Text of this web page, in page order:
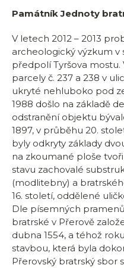
Památník Jednoty
V letech 2012 – 2013
archeologický výzkum v
předpolí Tyršova
parcely č. 237 a 238 v
ukryté nehluboko pod
1988 došlo na základě
odstranění objektu
1897, v průběhu 20.
byly odkryty základy
na zkoumané ploše
stavu zachovalé
(modlitebny) a
16. století, oddělené
Dle písemných
bratrské v Přerově
dubna 1554, a téhož
stavbou, která byla
Přerovský bratrský sbor